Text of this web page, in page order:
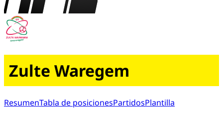
Zulte Waregem
ResumenTabla de posicionesPartidosPlantilla